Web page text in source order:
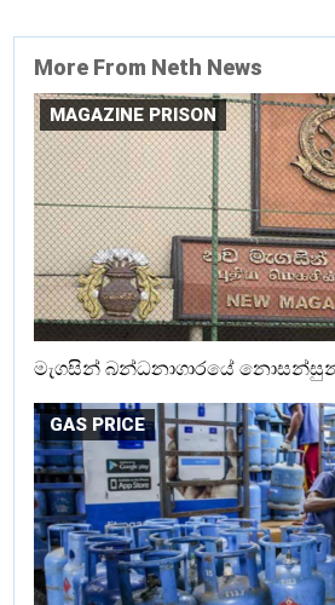
More From Neth News
MAGAZINE PRISON
මැගසින් බන්ධනාගාරයේ
GAS PRICE